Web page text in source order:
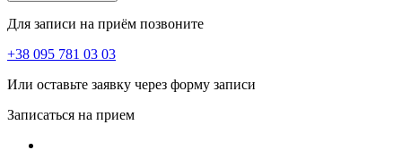
Для записи на приём позвоните
+38 095 781 03 03
Или оставьте заявку через форму записи
Записаться на прием